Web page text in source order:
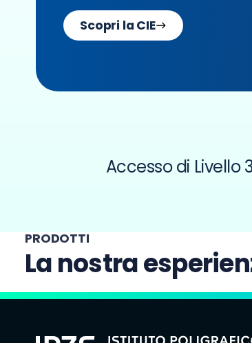
Scopri la CIE
Accesso di Livello
PRODOTTI
La nostra